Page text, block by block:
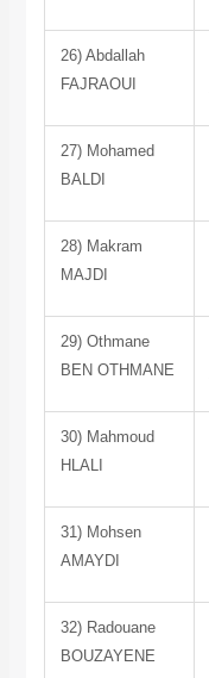
26) Abdallah
FAJRAOUI
27) Mohamed
BALDI
28) Makram
MAJDI
29) Othmane
BEN OTHMANE
30) Mahmoud
HLALI
31) Mohsen
AMAYDI
32) Radouane
BOUZAYENE